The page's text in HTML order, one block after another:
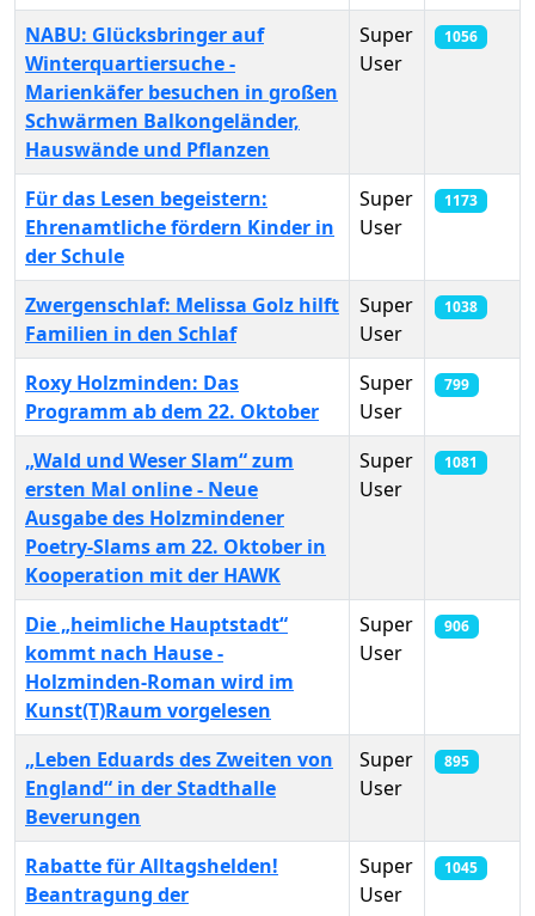
NABU: Glücksbringer auf
Winterquartiersuche -
Marienkäfer besuchen in großen
Schwärmen Balkongeländer,
Hauswände und Pflanzen
Super
User
1056
Für das Lesen begeistern:
Ehrenamtliche fördern Kinder in
der Schule
Super
User
1173
Zwergenschlaf: Melissa Golz hilft
Familien in den Schlaf
Super
User
1038
Roxy Holzminden: Das
Programm ab dem 22. Oktober
Super
User
799
„Wald und Weser Slam“ zum
ersten Mal online - Neue
Ausgabe des Holzmindener
Poetry-Slams am 22. Oktober in
Kooperation mit der HAWK
Super
User
1081
Die „heimliche Hauptstadt“
kommt nach Hause -
Holzminden-Roman wird im
Kunst(T)Raum vorgelesen
Super
User
906
„Leben Eduards des Zweiten von
England“ in der Stadthalle
Beverungen
Super
User
895
Rabatte für Alltagshelden!
Beantragung der
Super
User
1045